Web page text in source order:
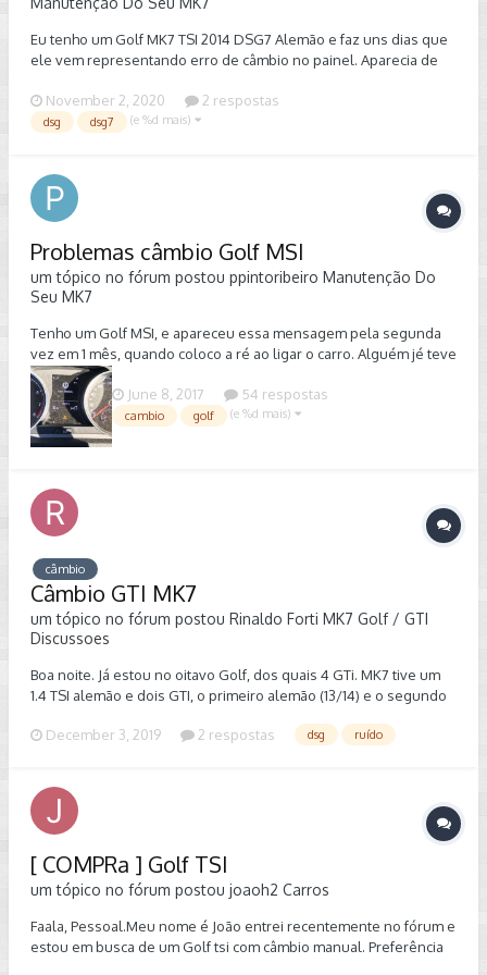
a questão da garantia..
Eu tenho um Golf MK7 TSI 2014 DSG7 Alemão e faz uns dias que
ele vem representando erro de câmbio no painel. Aparecia de
pares. Ultimamente está mais frequente e a 3 dias atrás não
engatava a primeira, ele nem saia do lugar! Hoje ele apresentou
imediatamente desligar e ligar para conseguir pelo menos
andar. Alguém sabe o que pode ser, preço, onde e como
resolver? Sou de SP e vi que pode ser a mecatrônica.
November 2, 2020 2 respostas
dsg dsg7 (e %d mais)
Problemas câmbio Golf MSI
um tópico no fórum postou ppintoribeiro Manutenção Do
Seu MK7
Tenho um Golf MSI, e apareceu essa mensagem pela segunda
vez em 1 mês, quando coloco a ré ao ligar o carro. Alguém jé teve
algum problema ou já recebeu esse mesmo aviso?
June 8, 2017
54 respostas
cambio golf (e %d mais)
câmbio
Câmbio GTI MK7
um tópico no fórum postou Rinaldo Forti MK7 Golf / GTI
Discussoes
Boa noite. Já estou no oitavo Golf, dos quais 4 GTi. MK7 tive um
1.4 TSI alemão e dois GTI, o primeiro alemão (13/14) e o segundo
segurar as marchas, nunca surgiu o barulho de "caixa de
um barulho típico de conversor de torque. Como sei que o carro
é de dupla embreagem e não tem conversor de torque fiquei
intrigado. O barulho era esporádico, por vezes se ouvia, por
vezes não. Daí com o passar dos dias foi ficando mais comum e
mais perseptível. Levei o carro de volta à concessionária que
com ajuda da montadora confirmou o problema e diagnosticou
mau funcionamento na mecatrônica do câmbio, dizendo que
tenho que trocar toda a transmissão. Alegam que o carro foi
December 3, 2019 2 respostas dsg ruído
[ COMPRa ] Golf TSI
um tópico no fórum postou joaoh2 Carros
Faala, Pessoal.Meu nome é João entrei recentemente no fórum e
estou em busca de um Golf tsi com câmbio manual. Preferência